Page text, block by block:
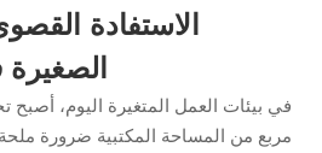
الاستفادة
في بيئات العمل المتغيرة اليوم،
مربع من المساحة المكتبية ضرورة